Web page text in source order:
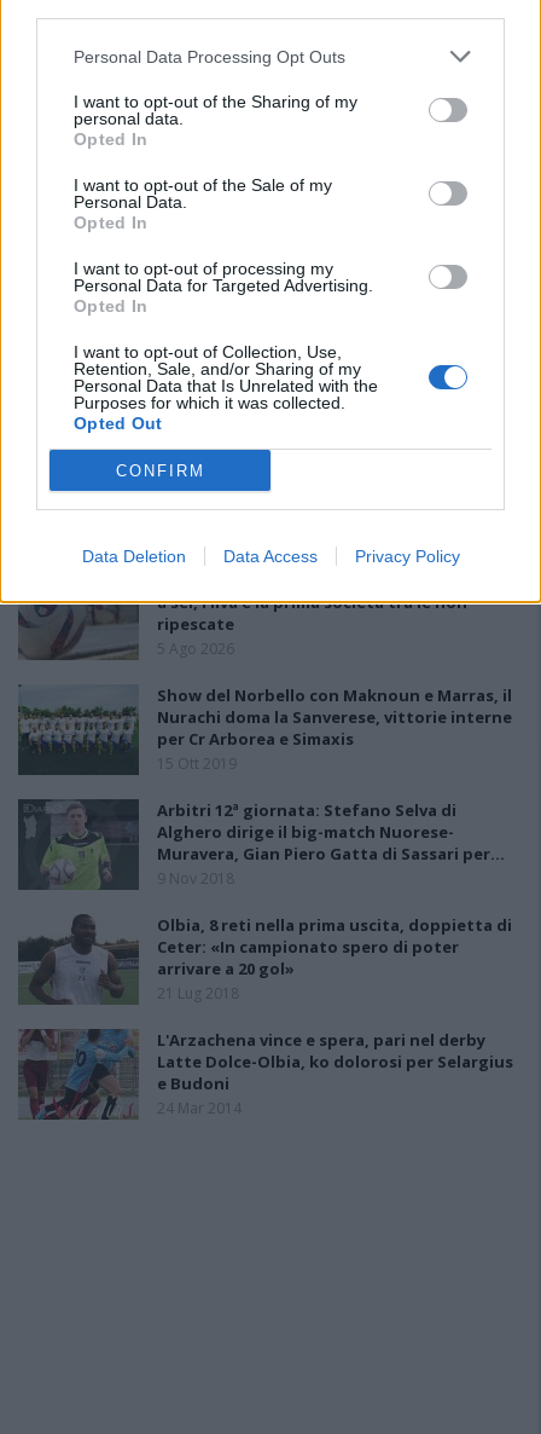
Personal Data Processing Opt Outs
I want to opt-out of the Sharing of my
personal data.
Opted In
I want to opt-out of the Sale of my
Personal Data.
Opted In
I want to opt-out of processing my
Personal Data for Targeted Advertising.
Opted In
I want to opt-out of Collection, Use,
Retention, Sale, and/or Sharing of my
Personal Data that Is Unrelated with the
Purposes for which it was collected.
Opted Out
CONFIRM
Data Deletion Data Access Privacy Policy
a sei, l'Ilva è la prima società tra le non
ripescate
5 Ago 2026
Show del Norbello con Maknoun e Marras, il
Nurachi doma la Sanverese, vittorie interne
per Cr Arborea e Simaxis
15 Ott 2019
Arbitri 12ª giornata: Stefano Selva di
Alghero dirige il big-match Nuorese-
Muravera, Gian Piero Gatta di Sassari per…
9 Nov 2018
Olbia, 8 reti nella prima uscita, doppietta di
Ceter: «In campionato spero di poter
arrivare a 20 gol»
21 Lug 2018
L'Arzachena vince e spera, pari nel derby
Latte Dolce-Olbia, ko dolorosi per Selargius
e Budoni
24 Mar 2014